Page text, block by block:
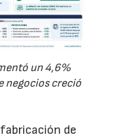
un 4,6%
negocios creció
de